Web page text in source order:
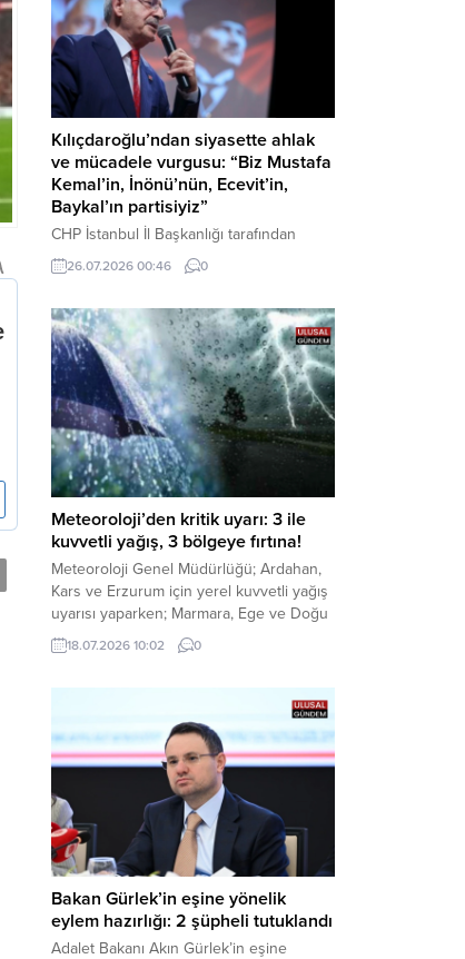
Kılıçdaroğlu’ndan siyasette ahlak
ve mücadele vurgusu: “Biz Mustafa
Kemal’in, İnönü’nün, Ecevit’in,
Baykal’ın partisiyiz”
CHP İstanbul İl Başkanlığı tarafından
düzenlenen Üye Katılım Töreni’nde
konuşan Kemal Kılıçdaroğlu; partinin
beşli çetelerle mücadeleden Aile
Destekleri Sigortası’na kadar birçok kritik
konuda sert ve net mesajlar verdi. Haber
Merkezi – CHP Genel Başkanı Kemal
Kılıçdaroğlu, Rauf Denktaş Kültür
Merkezi’nde gerçekleştirilen ve yeni
üyelere rozetlerinin takıldığı...
26.07.2026 00:46 0
Meteoroloji’den kritik uyarı: 3 ile
kuvvetli yağış, 3 bölgeye fırtına!
Meteoroloji Genel Müdürlüğü; Ardahan,
Kars ve Erzurum için yerel kuvvetli yağış
uyarısı yaparken; Marmara, Ege ve Doğu
Anadolu’nun belirli kesimlerinde ise
saatte 60 kilometre hıza ulaşabilecek
tedbirli olmaya çağırdı. Haber Merkezi –
Çevre, Şehircilik ve İklim Değişikliği
Bakanlığı Meteoroloji Genel Müdürlüğü,
ülke genelini kapsayan son hava...
18.07.2026 10:02 0
Bakan Gürlek’in eşine yönelik
eylem hazırlığı: 2 şüpheli tutuklandı
Adalet Bakanı Akın Gürlek’in eşine